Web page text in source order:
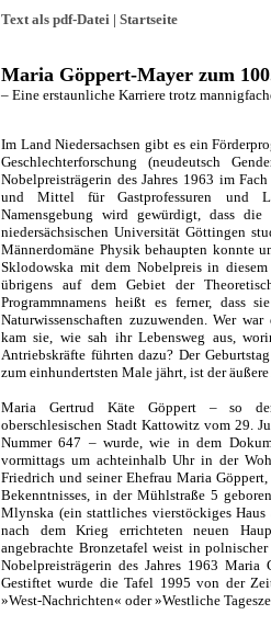
Text als pdf-Datei | Startseite
Maria Göppert-Mayer zum
– Eine erstaunliche Karriere trotz
Im Land Niedersachsen gibt es ein
Geschlechterforschung (neudeutsch
Nobelpreisträgerin des Jahres 1963 im
und Mittel für Gastprofessuren und
Namensgebung wird gewürdigt, dass
niedersächsischen Universität Göttingen
Männerdomäne Physik behaupten konnte
Sklodowska mit dem Nobelpreis in
übrigens auf dem Gebiet der
Programmnamens heißt es ferner, dass
Naturwissenschaften zuzuwenden. Wer
kam sie, wie sah ihr Lebensweg aus,
Antriebskräfte führten dazu? Der
zum einhundertsten Male jährt, ist der
Maria Gertrud Käte Göppert – so
oberschlesischen Stadt Kattowitz vom 29.
Nummer 647 – wurde, wie in dem
vormittags um achteinhalb Uhr in der
Friedrich und seiner Ehefrau Maria
Bekenntnisses, in der Mühlstraße 5
Mlynska (ein stattliches vierstöckiges
nach dem Krieg errichteten neuen
angebrachte Bronzetafel weist in
Nobelpreisträgerin des Jahres 1963 Maria
Gestiftet wurde die Tafel 1995 von der
»West-Nachrichten« oder »Westliche